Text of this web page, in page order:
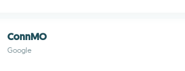
ConnMO
Google